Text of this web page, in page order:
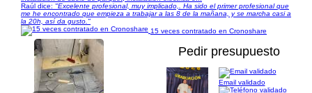
Raúl dice: "Excelente profesional, muy implicado,. Ha sido el primer profesional que
me he encontrado que empieza a trabajar a las 8 de la mañana, y se marcha casi a
la 20h, así da gusto."
15 veces contratado en Cronoshare
Pedir presupuesto
Email validado